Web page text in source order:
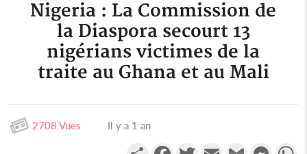
Nigeria : La Commission de
la Diaspora secourt 13
nigérians victimes de la
traite au Ghana et au Mali
2708 Vues Il y a 1 an
PartagerFacebookTwitterEmail Gmail